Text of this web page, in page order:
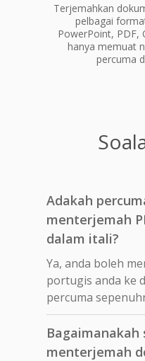
Terjemahkan
pelbagai
PowerPoint, PDF,
hanya memuat
percuma
Adakah
menterjemah
dalam itali?
Ya, anda boleh
portugis anda ke
percuma
Bagaimanakah
menterjemah